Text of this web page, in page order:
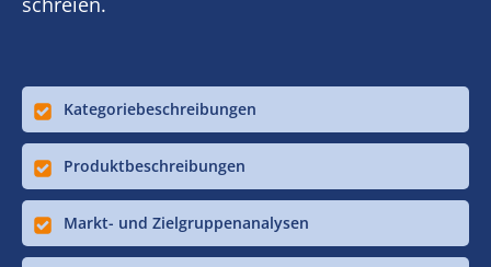
Kategoriebeschreibungen
Produktbeschreibungen
Markt- und Zielgruppenanalysen